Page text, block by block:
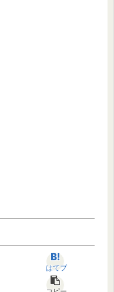
はてブ